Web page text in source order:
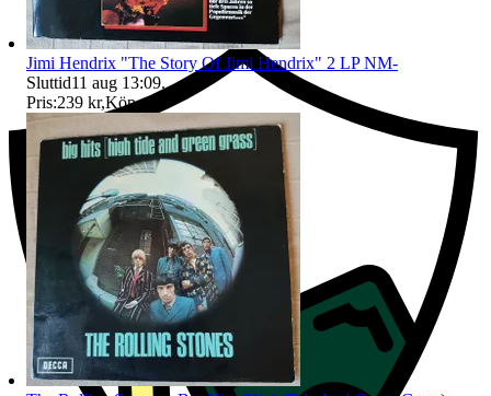
Ersättning om du inte får din vara
Jimi Hendrix "The Story Of Jimi Hendrix" 2 LP NM-
Sluttid11 aug 13:09.
Pris:239 kr,Köp nu